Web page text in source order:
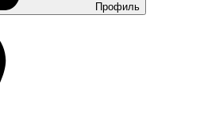
Профиль